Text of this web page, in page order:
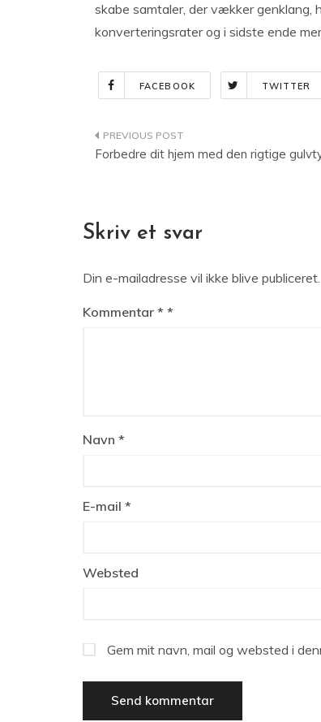
skabe samtaler, der vækker genklang,
konverteringsrater og i sidste ende
FACEBOOK TWITTER
Indlægsnavigation
Forbedre dit hjem med den rigtige
Skriv et svar
Din e-mailadresse vil ikke blive publiceret.
Kommentar *
Navn *
E-mail *
Websted
Gem mit navn, mail og websted i